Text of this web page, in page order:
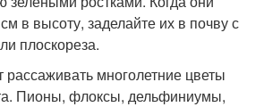
в высоту, заделайте их в почву с
плоскореза.
рассаживать многолетние цветы
Пионы, флоксы, дельфиниумы,